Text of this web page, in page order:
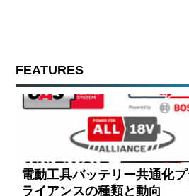
FEATURES
電動工具バッテリー共通化
ライアンスの種類と動向